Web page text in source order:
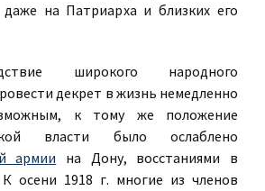
даже на Патриарха и близких его
широкого народного
декрет в жизнь немедленно
к тому же положение
власти было ослаблено
армии на Дону, восстаниями в
К осени 1918 г. многие из членов